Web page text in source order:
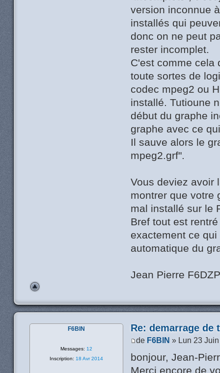
version inconnue
installés qui
donc on ne peut
rester incomplet.
C'est comme cela
toute sortes de
codec mpeg2 ou
installé. Tutioune
début du graphe
graphe avec ce
Il sauve alors le
mpeg2.grf".
Vous deviez avoir
montrer que votre
mal installé sur le
Bref tout est
exactement ce
automatique du
Jean Pierre
Re: demarrage de
de F6BIN » Lun 23
bonjour, Jean-
Merci encore de
F6BIN
Messages: 12
Inscription: 18 Avr 2014